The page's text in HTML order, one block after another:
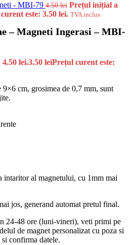
- MBI-79 4.50lei Prețul inițial a
este: 3.50 lei. TVA inclus
– Magneti Ingerasi – MBI-
lei.3.50 leiPrețul curent este:
cm, grosimea de 0,7 mm, sunt
intaritor al magnetului, cu 1mm mai
jos, generand automat pretul final.
24-48 ore (luni-vineri), veti primi pe
de magnet personalizat cu poza si
confirma datele.